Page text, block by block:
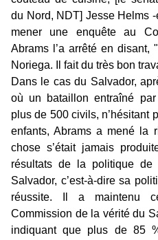
du Nord, NDT] Jesse Helms
mener une enquête au
Abrams l’a arrêté en disant,
Noriega. Il fait du très bon
Dans le cas du Salvador,
où un bataillon entraîné
plus de 500 civils, n’hésitant
enfants, Abrams a mené la
chose s’était jamais
résultats de la politique de
Salvador, c’est-à-dire sa
réussite. Il a maintenu
Commission de la vérité du
indiquant que plus de 85